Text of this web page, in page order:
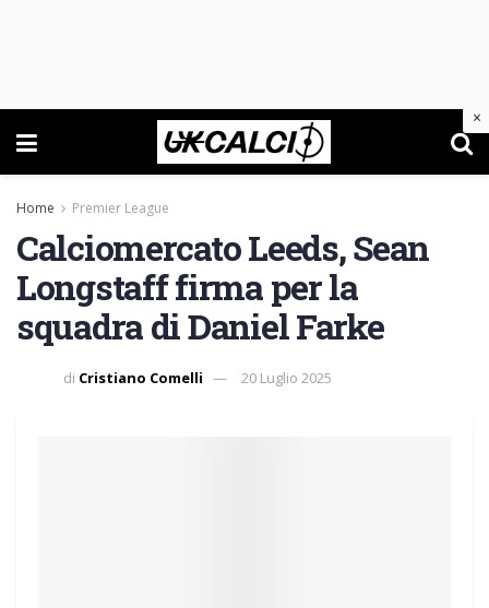
Home Premier League
Calciomercato Leeds, Sean
Longstaff firma per la
squadra di Daniel Farke
di Cristiano Comelli 20 Luglio 2025
×